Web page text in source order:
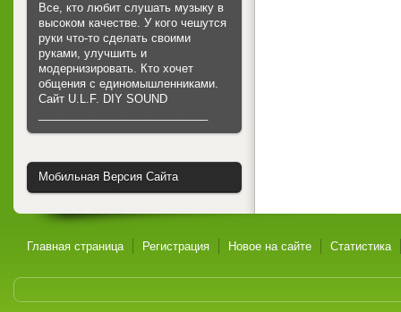
Все, кто любит слушать музыку в
высоком качестве. У кого чешутся
руки что-то сделать своими
руками, улучшить и
модернизировать. Кто хочет
общения с единомышленниками.
Cайт U.L.F. DIY SOUND
Мобильная Версия Сайта
Главная страница Регистрация Новое на сайте Статистика